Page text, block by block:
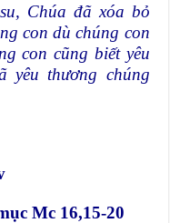
Chúa đã xóa bỏ
con dù chúng con
con cũng biết yêu
yêu thương chúng
Mc 16,15-20